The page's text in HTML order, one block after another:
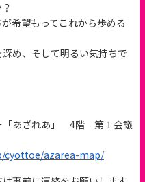
希望もってこれから歩める
め、そして明るい気持ちで
「あざれあ」 4階 第１会議
cyottoe/azarea-map/